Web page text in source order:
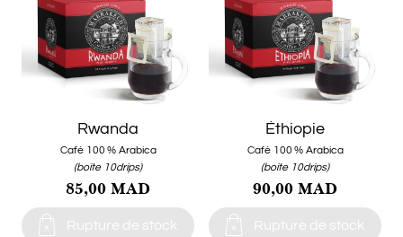
Rwanda
Café 100 % Arabica
(boite 10drips)
85,00 MAD
 Rupture de stock
Éthiopie
Café 100 % Arabica
(boite 10drips)
90,00 MAD
 Rupture de stock